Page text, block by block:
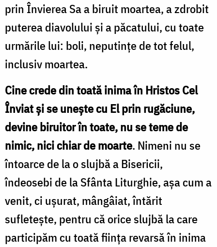
prin Învierea Sa a biruit moartea, a zdrobit
puterea diavolului și a păcatului, cu toate
urmările lui: boli, neputințe de tot felul,
inclusiv moartea.
Cine crede din toată inima în Hristos Cel
Înviat și se unește cu El prin rugăciune,
devine biruitor în toate, nu se teme de
nimic, nici chiar de moarte. Nimeni nu se
întoarce de la o slujbă a Bisericii,
îndeosebi de la Sfânta Liturghie, așa cum a
venit, ci ușurat, mângâiat, întărit
sufletește, pentru că orice slujbă la care
participăm cu toată ființa revarsă în inima